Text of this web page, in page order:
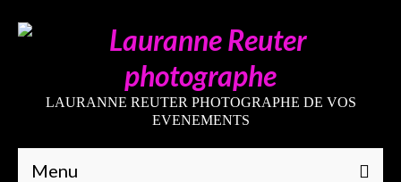
LAURANNE REUTER PHOTOGRAPHE DE VOS
EVENEMENTS
Menu